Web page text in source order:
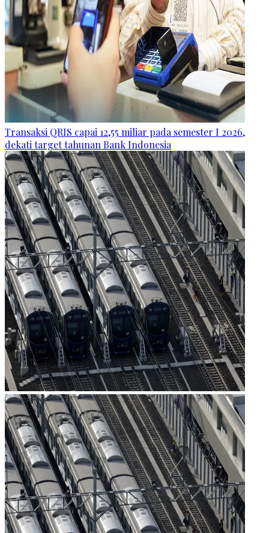
Transaksi QRIS capai 12,55 miliar pada semester I 2026,
dekati target tahunan Bank Indonesia